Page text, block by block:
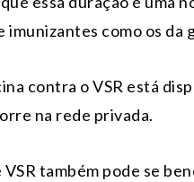
imunizantes como os da
contra o VSR está
na rede privada.
VSR também pode se